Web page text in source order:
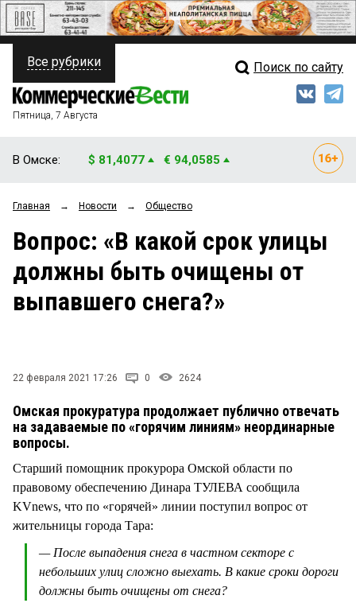
ПОЛИТИКА
ФИНАНСЫ
ОБЩЕСТВО
ЗАКОН
Свежий выпуск
Рейтинги
Блоги
Архив
Все рубрики Поиск по сайту
Пятница, 7 Августа
В Омске: $ 81,4077 € 94,0585
Главная → Новости → Общество
Вопрос: «В какой срок улицы
должны быть очищены от
выпавшего снега?»
22 февраля 2021 17:26 0 2624
Омская прокуратура продолжает публично отвечать
на задаваемые по «горячим линиям» неординарные
вопросы.
Старший помощник прокурора Омской области по
правовому обеспечению Динара ТУЛЕВА сообщила
KVnews, что по «горячей» линии поступил вопрос от
жительницы города Тара:
— После выпадения снега в частном секторе с
небольших улиц сложно выехать. В какие сроки дороги
должны быть очищены от снега?